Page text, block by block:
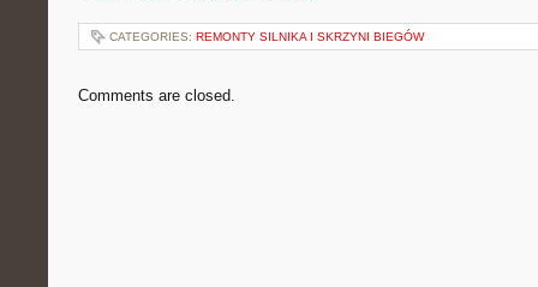
CATEGORIES: REMONTY SILNIKA I SKRZYNI BIEGÓW
Comments are closed.